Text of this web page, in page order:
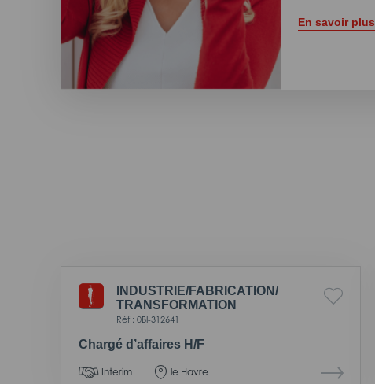
En savoir plus
INDUSTRIE/FABRICATION/
TRANSFORMATION
Réf : 0BI-312641
Chargé d’affaires H/F
Interim le Havre